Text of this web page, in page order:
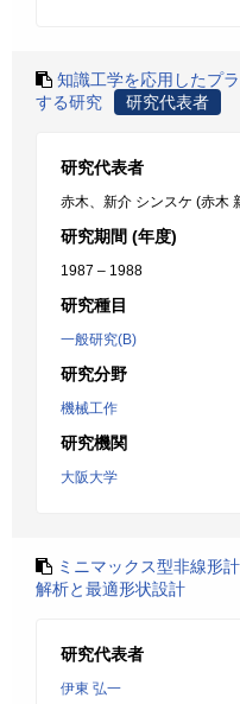
知識工学を応用したプ
する研究
研究代表者
研究代表者
赤木、新介 シンスケ (赤木
研究期間 (年度)
1987 – 1988
研究種目
一般研究(B)
研究分野
機械工作
研究機関
大阪大学
ミニマックス型非線形
解析と最適形状設計
研究代表者
伊東 弘一